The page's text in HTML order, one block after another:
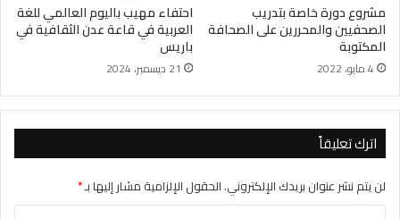
مشروع دورة خاصة بتدريب
الصحفيين والمحررين على الصحافة
المكتوبة
4 مايو، 2022
احتفاء مهيب باليوم العالمي للغة
العربية في قاعة عدن الثقافية في
باريس
21 ديسمبر، 2024
اترك تعليقاً
لن يتم نشر عنوان بريدك الإلكتروني.الحقول الإلزامية مشار إليها بـ*